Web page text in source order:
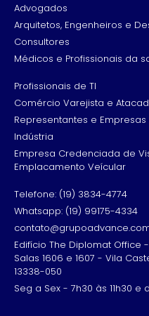
Advogados
Arquitetos, Engenheiros e
Consultores
Médicos e Profissionais da
Profissionais de TI
Comércio Varejista e
Representantes e
Indústria
Empresa Credenciada de
Emplacamento Veícular
Telefone: (19) 3834-4774
Whatsapp: (19) 99175-4334
Edifício The Diplomat Office
Salas 1606 e 1607 - Vila
13338-050
Seg a Sex - 7h30 às 11h30 e